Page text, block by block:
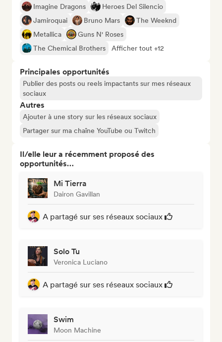
Imagine Dragons
Heroes Del Silencio
Jamiroquai
Bruno Mars
The Weeknd
Metallica
Guns N' Roses
The Chemical Brothers
Afficher tout +12
Principales opportunités
Publier des posts ou reels impactants sur mes réseaux
sociaux
Autres
Ajouter à une story sur les réseaux sociaux
Partager sur ma chaîne YouTube ou Twitch
Il/elle leur a récemment proposé des
opportunités…
Mi Tierra
Dairon Gavillan
A partagé sur ses réseaux sociaux
Solo Tu
Veronica Luciano
A partagé sur ses réseaux sociaux
Swim
Moon Machine